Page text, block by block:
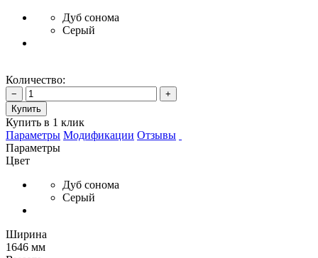
Дуб сонома
Серый
Количество:
−
+
Купить
Купить в 1 клик
Параметры Модификации Отзывы
Параметры
Цвет
Дуб сонома
Серый
Ширина
1646 мм